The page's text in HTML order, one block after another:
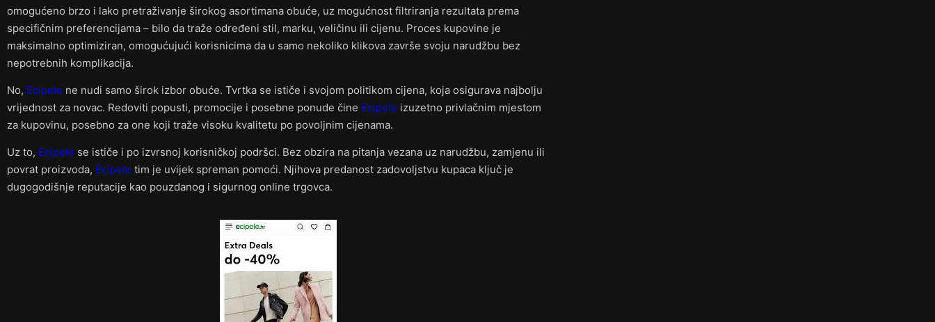
omogućeno brzo i lako pretraživanje širokog asortimana obuće, uz mogućnost filtriranja rezultata prema
specifičnim preferencijama – bilo da traže određeni stil, marku, veličinu ili cijenu. Proces kupovine je
maksimalno optimiziran, omogućujući korisnicima da u samo nekoliko klikova završe svoju narudžbu bez
nepotrebnih komplikacija.
No, Ecipele ne nudi samo širok izbor obuće. Tvrtka se ističe i svojom politikom cijena, koja osigurava najbolju
vrijednost za novac. Redoviti popusti, promocije i posebne ponude čine Ecipele izuzetno privlačnim mjestom
za kupovinu, posebno za one koji traže visoku kvalitetu po povoljnim cijenama.
Uz to, Ecipele se ističe i po izvrsnoj korisničkoj podršci. Bez obzira na pitanja vezana uz narudžbu, zamjenu ili
povrat proizvoda, Ecipele tim je uvijek spreman pomoći. Njihova predanost zadovoljstvu kupaca ključ je
dugogodišnje reputacije kao pouzdanog i sigurnog online trgovca.